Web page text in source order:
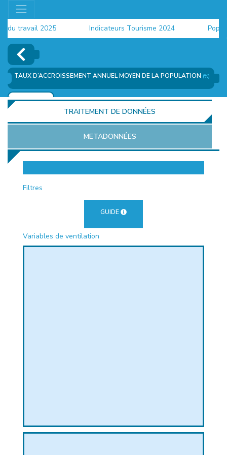
travail 2025 Indicateurs Tourisme 2024
TAUX D’ACCROISSEMENT ANNUEL MOYEN DE LA POPULATION (%)
AJOUTER
TRAITEMENT DE DONNÉES
METADONNÉES
Filtres
GUIDE
Variables de ventilation